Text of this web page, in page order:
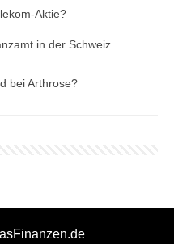
Aktie?
in der Schweiz
bei Arthrose?